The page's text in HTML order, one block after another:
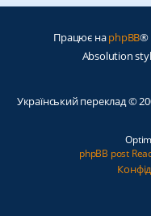
Працює наphpBB®
Absolution
Український переклад ©
phpBB post